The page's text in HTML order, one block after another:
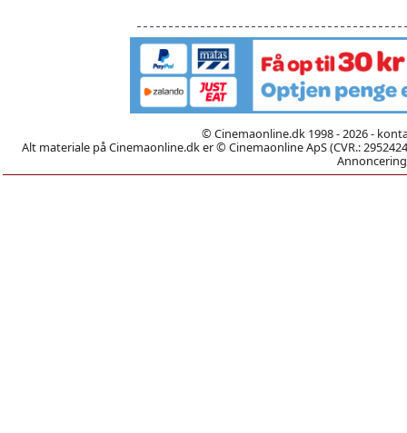
© Cinemaonline.dk 1998 - 2026 -
Alt materiale på Cinemaonline.dk er © Cinemaonline ApS (CVR.: